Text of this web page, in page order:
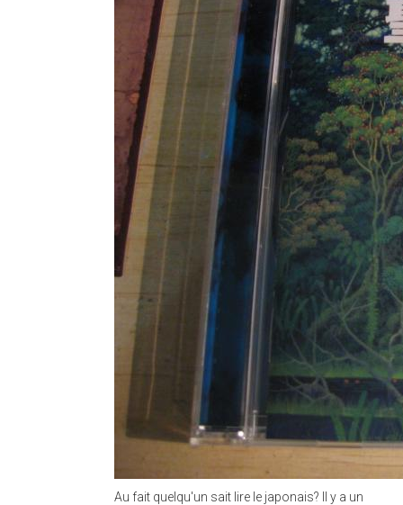
Au fait quelqu'un sait lire le japonais? Il y a un